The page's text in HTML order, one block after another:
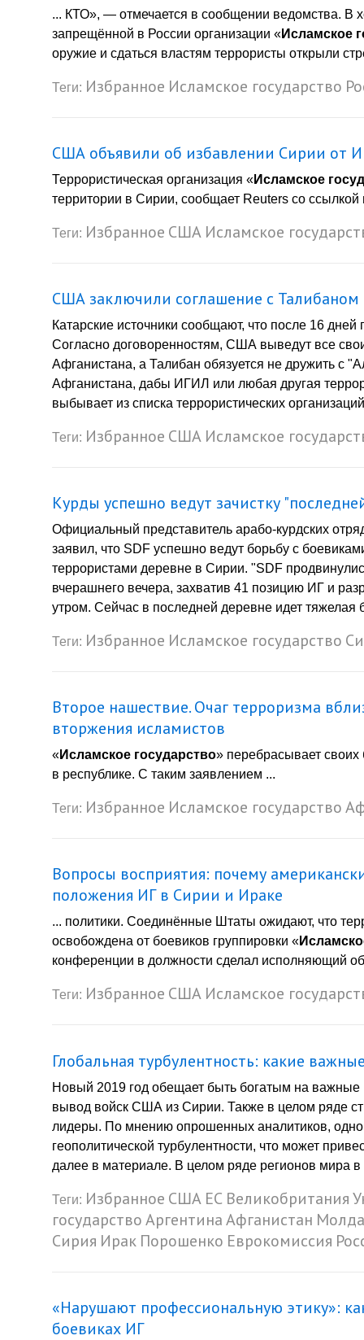
... КТО», — отмечается в сообщении ведомства. В
запрещённой в России организации «Исламское
оружие и сдаться властям террористы открыли
Теги: Избранное Исламское государство
США объявили об избавлении Сирии от
Террористическая организация «Исламское
территории в Сирии, сообщает Reuters со ссылкой
Теги: Избранное США Исламское
США заключили соглашение с Талибаном
Катарские источники сообщают, что после 16
Согласно договоренностям, США выведут все
Афганистана, а Талибан обязуется не дружить с
Афганистана, дабы ИГИЛ или любая другая
выбывает из списка террористических
Теги: Избранное США Исламское
Курды успешно ведут зачистку
Официальный представитель арабо-курдских
заявил, что SDF успешно ведут борьбу с
террористами деревне в Сирии. "SDF
вчерашнего вечера, захватив 41 позицию ИГ и
утром. Сейчас в последней деревне идет тяжелая
Теги: Избранное Исламское государство
Второе нашествие. Очаг терроризма
вторжения исламистов
«Исламское государство» перебрасывает своих
в республике. С таким заявлением ...
Теги: Избранное Исламское государство
Вопросы восприятия: почему
положения ИГ в Сирии и Ираке
... политики. Соединённые Штаты ожидают, что
освобождена от боевиков группировки «
конференции в должности сделал исполняющий
Теги: Избранное США Исламское
Глобальная турбулентность: какие
Новый 2019 год обещает быть богатым на
вывод войск США из Сирии. Также в целом ряде
лидеры. По мнению опрошенных аналитиков,
геополитической турбулентности, что может
далее в материале. В целом ряде регионов мира
Теги: Избранное США ЕС Великобритания
государствоАргентинаАфганистан
Сирия Ирак Порошенко Еврокомиссия
«Нарушают профессиональную этику»:
боевиках ИГ